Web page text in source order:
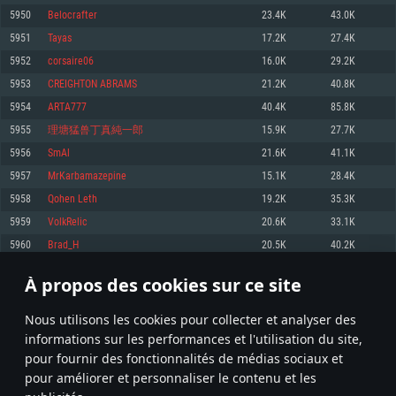
À propos des cookies sur ce site
Nous utilisons les cookies pour collecter et analyser des
informations sur les performances et l'utilisation du site,
pour fournir des fonctionnalités de médias sociaux et
pour améliorer et personnaliser le contenu et les
Mémoire: 4 GB
Carte graphique supportant DirectX 11: AMD Radeon 77XX / NVIDIA
GeForce GTX 660. La résolution minimale supportée par le jeu est de 720p
Connection: Connexion Internet à haut débit
Disque dur: 23.1 Go (client minimal)
Recommandée
1060 et plus, Radeon RX 570 et plus.
Disque dur: 75.9 Go (client complet)
pas supportés)
Mémoire: 6 GB
Carte graphique: Intel Iris Pro 5200 (Mac), ou analogue AMD/Nvidia. La
résolution minimale supportée par le jeu est de 720p.
Connection: Connexion Internet à haut débit
Disque dur: 62,2 Go (client minimal)
Recommandée
OS: Mac OS Big Sur 11.0 ou plus récent
Processeur: Core i7 (Les processeurs Intel Xeon ne sont pas supportés)
Mémoire: 8 GB
Carte graphique: Radeon Vega II ou plus avec support de Metal
Disque dur: 62,2 Go (client complet)
Mémoire: 4 GB
Carte graphique: NVIDIA 660 avec les derniers drivers (moins de 6 mois) /
de même pour AMD (La résolution minimale supportée par le jeu est de
720p)
Connection: Connexion Internet à haut débit
Disque dur: 62,2 Go (client minimal)
Recommandée
OS: Ubuntu 20.04 64bit
Processeur: Intel Core i7
Mémoire: 8 GB
Carte graphique: NVIDIA 1060 avec les derniers drivers (moins de 6 mois) /
6 mois et supportant Vulkan
Connection: Connexion Internet à haut débit
Disque dur: 60,2 Go (client complet)
5950 Belocrafter 23.4K 43.0K
5951 Tayas 17.2K 27.4K
5952 corsaire06 16.0K 29.2K
5953 CREIGHTON ABRAMS 21.2K 40.8K
5954 ARTA777 40.4K 85.8K
5955 理塘猛兽丁真純一郎 15.9K 27.7K
5956 SmAl 21.6K 41.1K
5957 MrKarbamazepine 15.1K 28.4K
5958 Qohen Leth 19.2K 35.3K
5959 VolkRelic 20.6K 33.1K
5960 Brad_H 20.5K 40.2K
* Classement mis à jour quotidiennement
297 298 299 398